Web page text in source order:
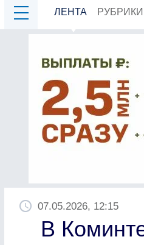
ЛЕНТА РУБРИКИ
07.05.2026, 12:15
В